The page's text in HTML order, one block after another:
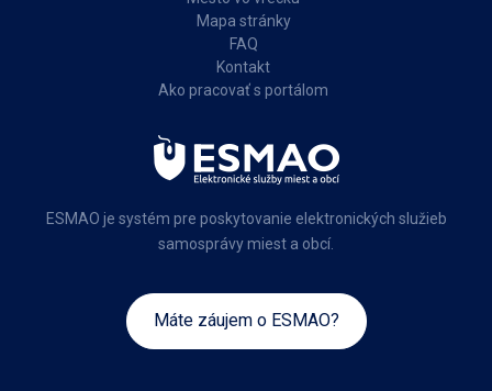
Mapa stránky
FAQ
Kontakt
Ako pracovať s portálom
ESMAO je systém pre poskytovanie elektronických služieb
samosprávy miest a obcí.
Máte záujem o ESMAO?